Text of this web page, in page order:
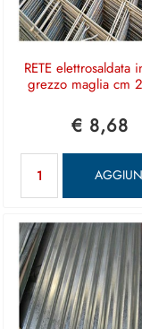
RETE elettrosaldata
grezzo maglia cm
€ 8,68